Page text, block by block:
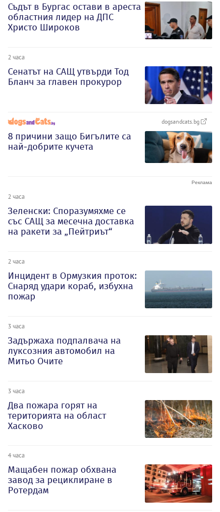
Съдът в Бургас остави в ареста
областния лидер на ДПС
Христо Широков
2 часа
Сенатът на САЩ утвърди Тод
Бланч за главен прокурор
dogsandcats.bg
8 причини защо Бигълите са
най-добрите кучета
2 часа
Зеленски: Споразумяхме се
със САЩ за месечна доставка
на ракети за „Пейтриът“
2 часа
Инцидент в Ормузкия проток:
Снаряд удари кораб, избухна
пожар
3 часа
Задържаха подпалвача на
луксозния автомобил на
Митьо Очите
3 часа
Два пожара горят на
територията на област
Хасково
4 часа
Мащабен пожар обхвана
завод за рециклиране в
Ротердам